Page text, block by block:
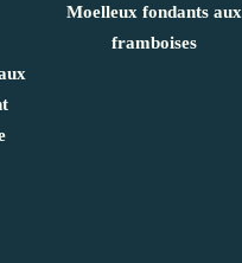
Moelleux fondants aux
framboises